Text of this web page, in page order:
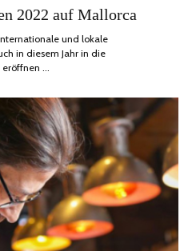
2022 auf Mallorca
und lokale
in diesem Jahr in die
eröffnen …